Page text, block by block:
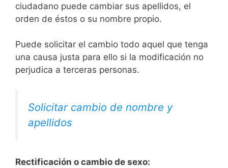
ciudadano puede cambiar sus apellidos, el
orden de éstos o su nombre propio.
Puede solicitar el cambio todo aquel que tenga
una causa justa para ello si la modificación no
perjudica a terceras personas.
Solicitar cambio de nombre y
apellidos
Rectificación o cambio de sexo: